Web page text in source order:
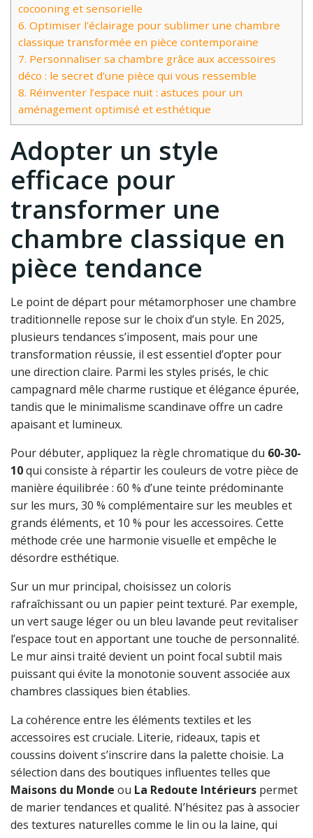
cocooning et sensorielle
6. Optimiser l’éclairage pour sublimer une chambre
classique transformée en pièce contemporaine
7. Personnaliser sa chambre grâce aux accessoires
déco : le secret d’une pièce qui vous ressemble
8. Réinventer l’espace nuit : astuces pour un
aménagement optimisé et esthétique
Adopter un style
efficace pour
transformer une
chambre classique en
pièce tendance
Le point de départ pour métamorphoser une chambre
traditionnelle repose sur le choix d’un style. En 2025,
plusieurs tendances s’imposent, mais pour une
transformation réussie, il est essentiel d’opter pour
une direction claire. Parmi les styles prisés, le chic
campagnard mêle charme rustique et élégance épurée,
tandis que le minimalisme scandinave offre un cadre
apaisant et lumineux.
Pour débuter, appliquez la règle chromatique du 60-30-
10qui consiste à répartir les couleurs de votre pièce de
manière équilibrée : 60 % d’une teinte prédominante
sur les murs, 30 % complémentaire sur les meubles et
grands éléments, et 10 % pour les accessoires. Cette
méthode crée une harmonie visuelle et empêche le
désordre esthétique.
Sur un mur principal, choisissez un coloris
rafraîchissant ou un papier peint texturé. Par exemple,
un vert sauge léger ou un bleu lavande peut revitaliser
l’espace tout en apportant une touche de personnalité.
Le mur ainsi traité devient un point focal subtil mais
puissant qui évite la monotonie souvent associée aux
chambres classiques bien établies.
La cohérence entre les éléments textiles et les
accessoires est cruciale. Literie, rideaux, tapis et
coussins doivent s’inscrire dans la palette choisie. La
sélection dans des boutiques influentes telles que
Maisons du Monde ou La Redoute Intérieurs permet
de marier tendances et qualité. N’hésitez pas à associer
des textures naturelles comme le lin ou la laine, qui